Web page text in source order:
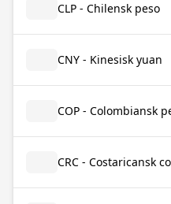
CLP - Chilensk peso
CNY - Kinesisk yuan
COP - Colombiansk
CRC - Costaricansk